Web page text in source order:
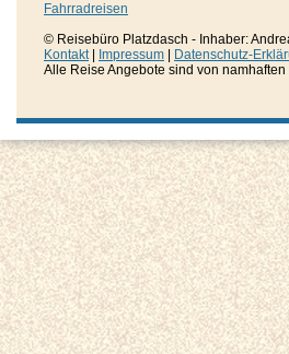
Fahrradreisen
© Reisebüro Platzdasch - Inhaber:
Kontakt| Impressum
Datenschutz-
Alle Reise Angebote sind von